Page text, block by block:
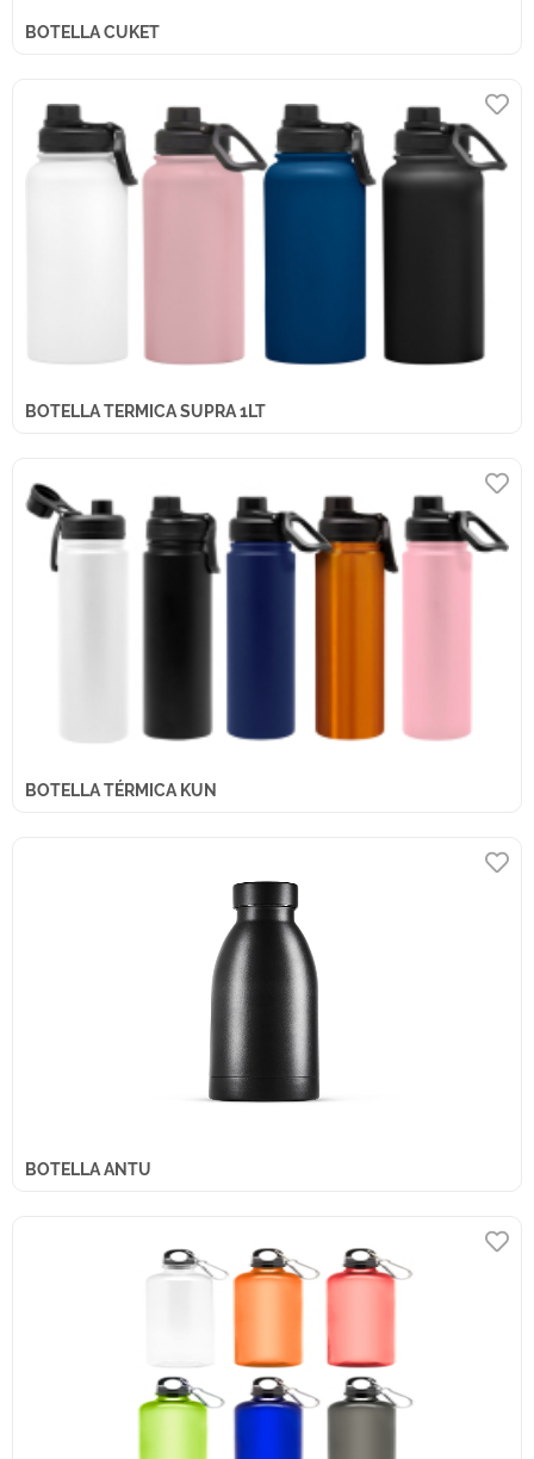
BOTELLA CUKET
BOTELLA TERMICA SUPRA 1LT
BOTELLA TÉRMICA KUN
BOTELLA ANTU